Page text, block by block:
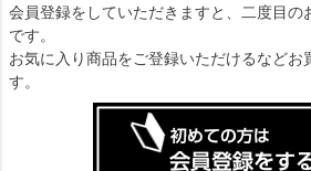
会員登録をしていただきますと、二度目の
です。
お気に入り商品をご登録いただけるなどお
す。